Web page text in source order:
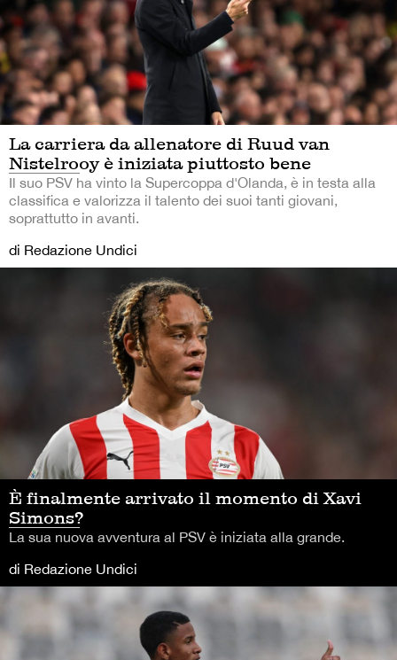
La carriera da allenatore di Ruud van
Nistelrooy è iniziata piuttosto bene
Il suo PSV ha vinto la Supercoppa d'Olanda, è in testa alla
classifica e valorizza il talento dei suoi tanti giovani,
soprattutto in avanti.
di Redazione Undici
È finalmente arrivato il momento di Xavi
Simons?
La sua nuova avventura al PSV è iniziata alla grande.
di Redazione Undici